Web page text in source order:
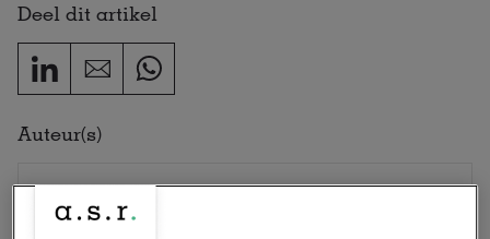
Deel dit artikel
Auteur(s)
Nienke Abid